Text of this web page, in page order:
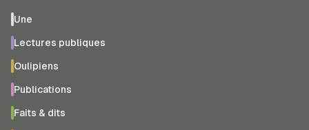
Une
Lectures publiques
Oulipiens
Publications
Faits & dits